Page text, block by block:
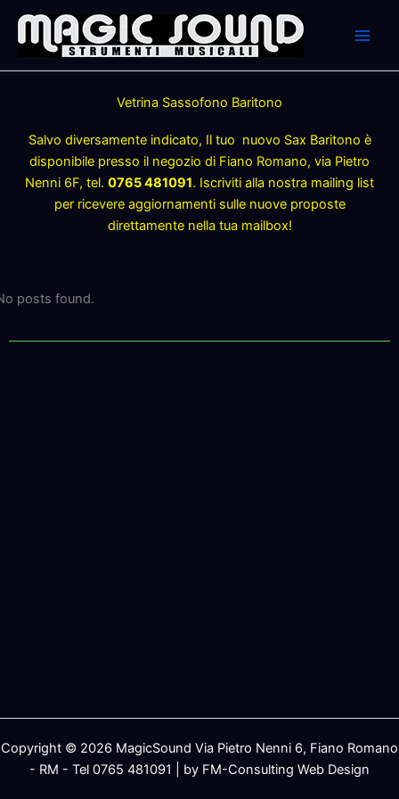
content
Vetrina Sassofono Baritono
Salvo diversamente indicato, Il tuo nuovo Sax Baritono è
disponibile presso il negozio di Fiano Romano, via Pietro
Nenni 6F, tel. 0765 481091. Iscriviti alla nostra mailing list
per ricevere aggiornamenti sulle nuove proposte
direttamente nella tua mailbox!
posts found.
Copyright © 2026 MagicSound Via Pietro Nenni 6, Fiano Romano
- RM - Tel 0765 481091 | by FM-Consulting Web Design